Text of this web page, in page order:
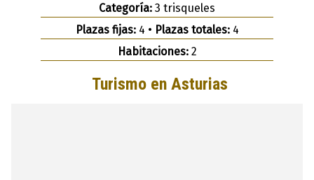
Categoría: 3 trisqueles
Plazas fijas:4 • Plazas totales:4
Habitaciones:2